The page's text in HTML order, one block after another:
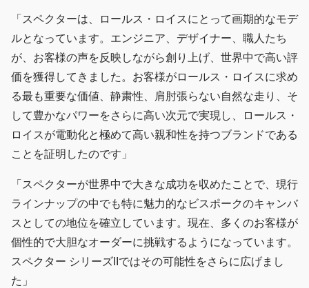
「スペクターは、ロールス・ロイスにとって画期的なモデ
ルとなっています。エンジニア、デザイナー、職人たち
が、お客様の声を反映しながら創り上げ、世界中で高い評
価を獲得してきました。お客様がロールス・ロイスに求め
る最も重要な価値、静粛性、肩肘張らない自然な走り、そ
して豊かなパワーをさらに高い次元で実現し、ロールス・
ロイスが電動化と極めて高い親和性を持つブランドである
ことを証明したのです」
「スペクターが世界中で大きな成功を収めたことで、現行
ラインナップの中でも特に魅力的なビスポークのキャンバ
スとしての地位を確立しています。現在、多くのお客様が
個性的で大胆なオーダーに挑戦するようになっています。
スペクター シリーズIIではその可能性をさらに広げまし
た」